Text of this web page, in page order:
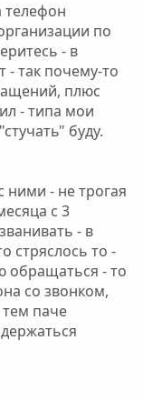
телефон
по
- в
- так почему-то
плюс
- типа мои
буду.
- не трогая
с 3
- в
стряслось то -
обращаться - то
со звонком,
паче